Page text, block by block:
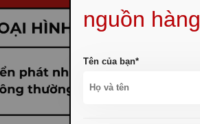
nguồn hàng
Tên của bạn*